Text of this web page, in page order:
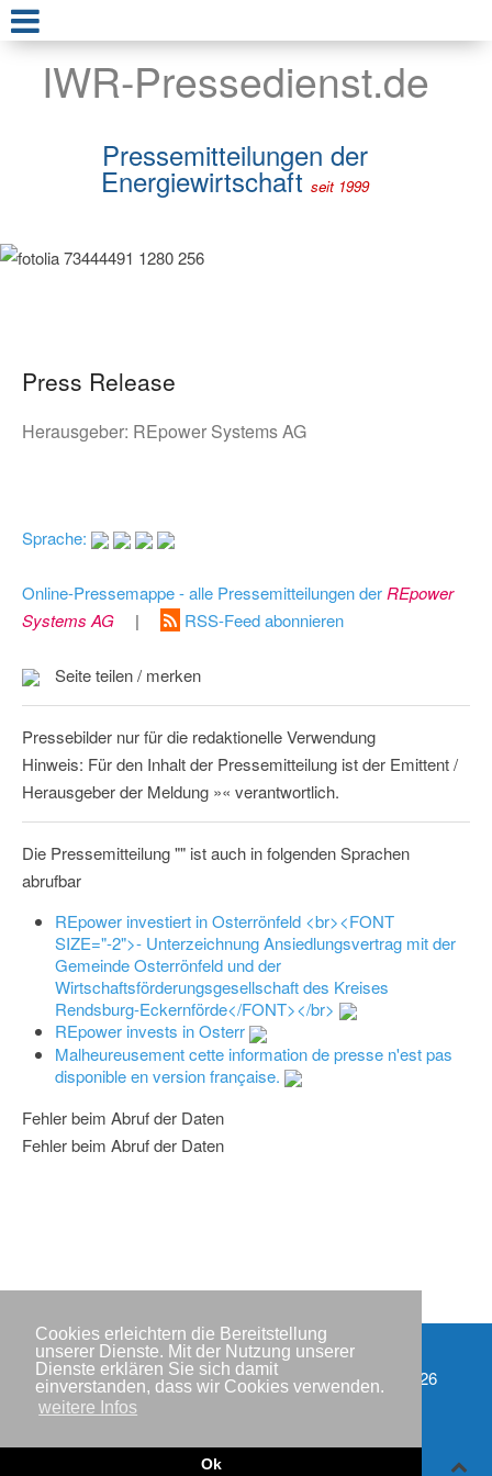
Cookies erleichtern die Bereitstellung
unserer Dienste. Mit der Nutzung unserer
Dienste erklären Sie sich damit
einverstanden, dass wir Cookies verwenden.
weitere Infos
Ok
IWR-Pressedienst.de
Pressemitteilungen der
Energiewirtschaft seit 1999
Press Release
Herausgeber: REpower Systems AG
Sprache:
Online-Pressemappe - alle Pressemitteilungen derREpower
Systems AG
| RSS-Feed abonnieren
Seite teilen / merken
Pressebilder nur für die redaktionelle Verwendung
Hinweis: Für den Inhalt der Pressemitteilung ist der Emittent /
Herausgeber der Meldung »« verantwortlich.
Die Pressemitteilung "" ist auch in folgenden Sprachen
abrufbar
REpower investiert in Osterrönfeld <br><FONT
SIZE="-2">- Unterzeichnung Ansiedlungsvertrag mit der
Gemeinde Osterrönfeld und der
Wirtschaftsförderungsgesellschaft des Kreises
Rendsburg-Eckernförde</FONT></br>
REpower invests in Osterr
Malheureusement cette information de presse n'est pas
disponible en version française.
Fehler beim Abruf der Daten
Fehler beim Abruf der Daten
Partner
Impressum
Datenschutzerklärung
Copyright © IWR 2026